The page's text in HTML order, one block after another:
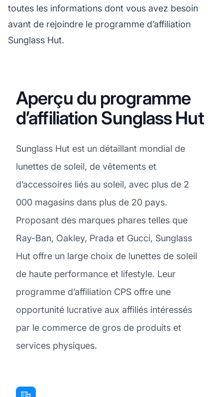
toutes les informations dont vous avez besoin
avant de rejoindre le programme d’affiliation
Sunglass Hut.
Aperçu du programme
d’affiliation Sunglass Hut
Sunglass Hut est un détaillant mondial de
lunettes de soleil, de vêtements et
d’accessoires liés au soleil, avec plus de 2
000 magasins dans plus de 20 pays.
Proposant des marques phares telles que
Ray-Ban, Oakley, Prada et Gucci, Sunglass
Hut offre un large choix de lunettes de soleil
de haute performance et lifestyle. Leur
programme d’affiliation CPS offre une
opportunité lucrative aux affiliés intéressés
par le commerce de gros de produits et
services physiques.